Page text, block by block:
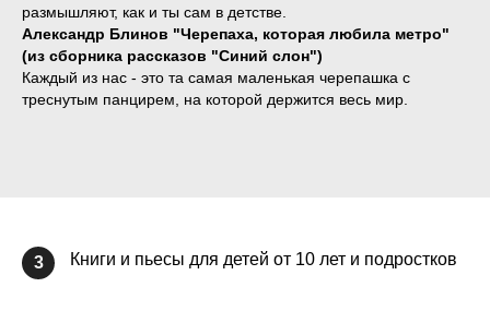
размышляют, как и ты сам в детстве.
Александр Блинов "Черепаха, которая любила метро"
(из сборника рассказов "Синий слон")
Каждый из нас - это та самая маленькая черепашка с
треснутым панцирем, на которой держится весь мир.
3 Книги и пьесы для детей от 10 лет и подростков